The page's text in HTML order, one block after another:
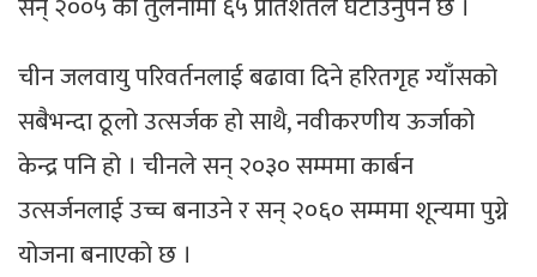
चीन जलवायु परिवर्तनलाई बढावा दिने हरितगृह ग्याँसको
सबैभन्दा ठूलो उत्सर्जक हो साथै, नवीकरणीय ऊर्जाको
केन्द्र पनि हो । चीनले सन् २०३० सम्ममा कार्बन
उत्सर्जनलाई उच्च बनाउने र सन् २०६० सम्ममा शून्यमा पुग्ने
योजना बनाएको छ ।